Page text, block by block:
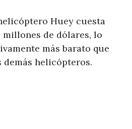
Huey cuesta
millones de dólares, lo
más barato que
helicópteros.